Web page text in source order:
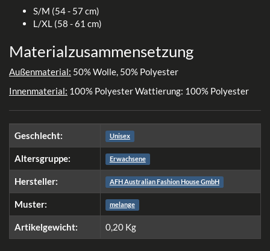
S/M (54 - 57 cm)
L/XL (58 - 61 cm)
Materialzusammensetzung
Außenmaterial: 50% Wolle, 50% Polyester
Innenmaterial: 100% Polyester Wattierung: 100% Polyester
Geschlecht: Unisex
Altersgruppe: Erwachsene
Hersteller: AFH Australian Fashion House GmbH
Muster: melange
Artikelgewicht: 0,20 Kg